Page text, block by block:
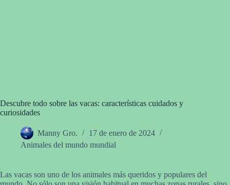
Descubre todo sobre las vacas: características cuidados y
curiosidades
Manny Gro.
17 de enero de 2024
Animales del mundo mundial
Las vacas son uno de los animales más queridos y populares del